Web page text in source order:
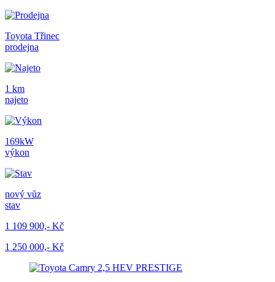
Toyota Třinec
prodejna
1 km
najeto
169kW
výkon
nový vůz
stav
1 109 900,- Kč
1 250 000,- Kč